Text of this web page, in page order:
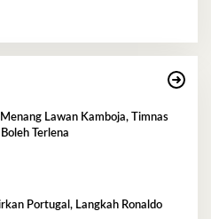
Lawan Kamboja, Timnas
Terlena
Portugal, Langkah Ronaldo